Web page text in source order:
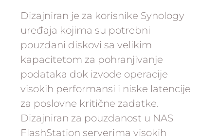
Dizajniran je za korisnike Synology
uređaja kojima su potrebni
pouzdani diskovi sa velikim
kapacitetom za pohranjivanje
podataka dok izvode operacije
visokih performansi i niske latencije
za poslovne kritične zadatke.
Dizajniran za pouzdanost u NAS
FlashStation serverima visokih